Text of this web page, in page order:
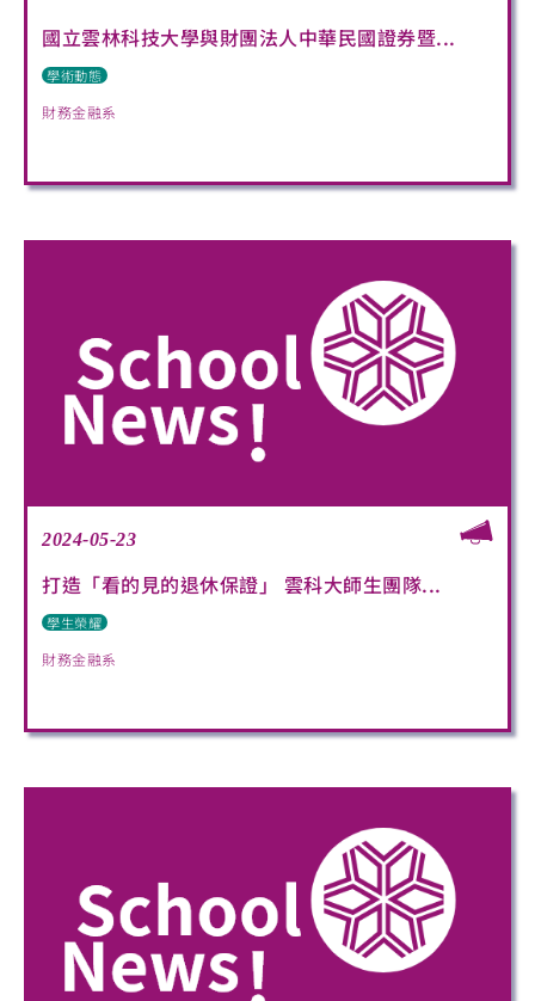
國立雲林科技大學與財團法人中華民國證券暨...
學術動態
財務金融系
2024-05-23
打造「看的見的退休保證」 雲科大師生團隊...
學生榮耀
財務金融系